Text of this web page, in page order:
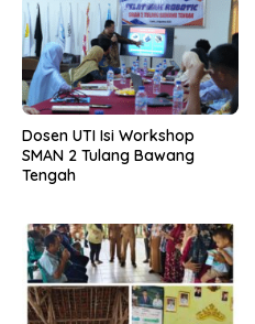
Dosen UTI Isi Workshop
SMAN 2 Tulang Bawang
Tengah